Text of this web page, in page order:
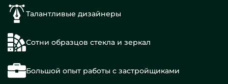
Талантливые дизайнеры
Сотни образцов стекла и зеркал
Большой опыт работы с застройщиками